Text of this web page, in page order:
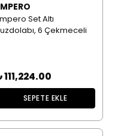
Set Altı
6 Çekmeceli
111,224.00
SEPETE EKLE